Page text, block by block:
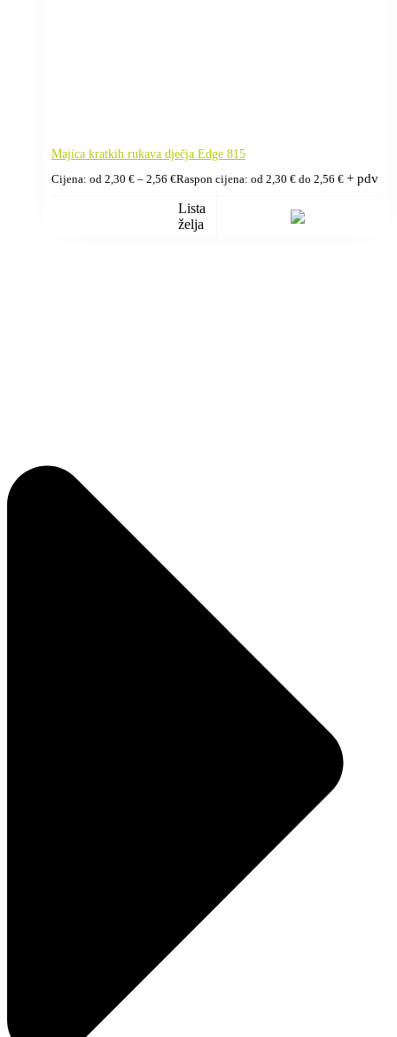
Majica kratkih rukava dječja Edge 815
Cijena: od 2,30 € – 2,56 €Raspon cijena: od 2,30 € do 2,56 € + pdv
Lista
želja